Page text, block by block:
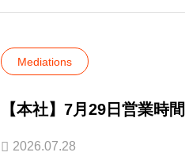
Mediations
【本社】7月29日営業時
2026.07.28